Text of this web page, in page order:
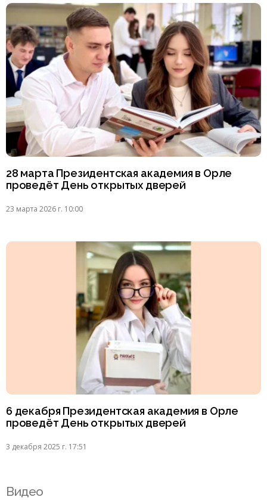
28 марта Президентская академия в Орле
проведёт День открытых дверей
23 марта 2026 г. 10:00
6 декабря Президентская академия в Орле
проведёт День открытых дверей
3 декабря 2025 г. 17:51
Видео